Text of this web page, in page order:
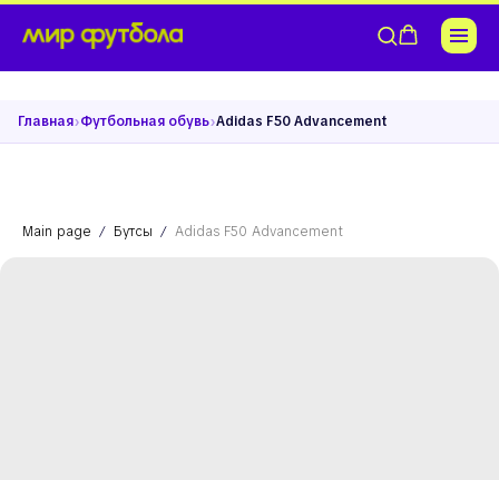
Главная›Футбольная обувь›Adidas F50 Advancement
Main page Бутсы Adidas F50 Advancement